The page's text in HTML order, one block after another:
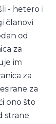
- hetero i
članovi
od
za
im
za
za
ono što
strane